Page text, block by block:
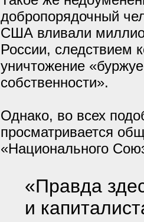
добропорядочный
США вливали
России, следствием
уничтожение
собственности».
Однако, во всех
просматривается
«Национального
«Правда
и